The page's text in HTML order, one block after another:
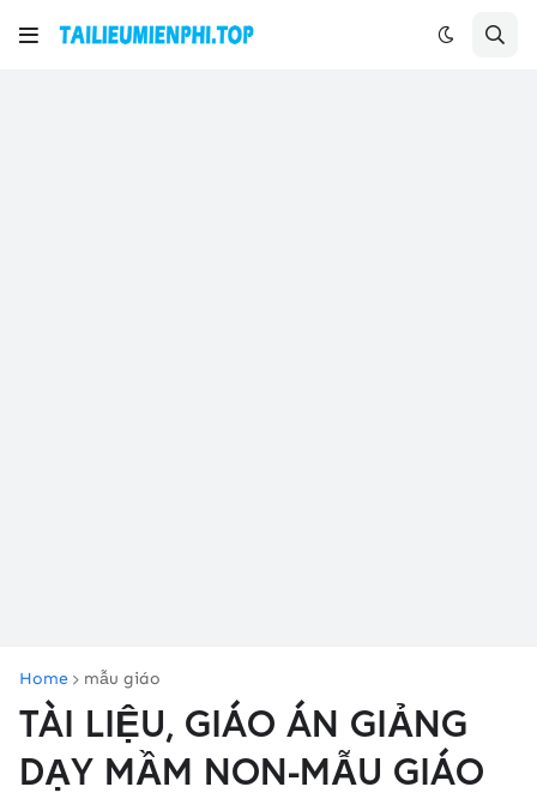
Home mẫu giáo
TÀI LIỆU, GIÁO ÁN GIẢNG
DẠY MẦM NON-MẪU GIÁO